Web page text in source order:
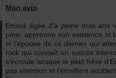
Mon avis
Emma âgée d'à peine trois ans
père, apprenne son existence et
et l'épouse de ce dernier qui
rock qui connaît un succès
s'écroule lorsque le petit frère
pas attention et l'étouffent